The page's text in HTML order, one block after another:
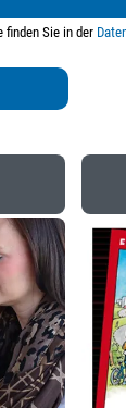
finden Sie in der